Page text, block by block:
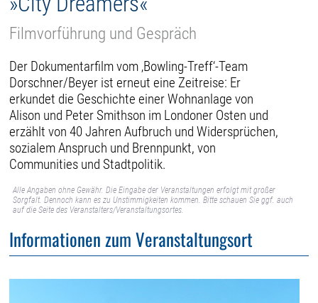
Filmvorführung und Gespräch
Der Dokumentarfilm vom ‚Bowling-Treff‘-Team
Dorschner/Beyer ist erneut eine Zeitreise: Er
erkundet die Geschichte einer Wohnanlage von
Alison und Peter Smithson im Londoner Osten und
erzählt von 40 Jahren Aufbruch und Widersprüchen,
sozialem Anspruch und Brennpunkt, von
Communities und Stadtpolitik.
Alle Angaben ohne Gewähr. Die Eingabe der Veranstaltungen erfolgt mit großer
Sorgfalt. Dennoch kann es zu Unstimmigkeiten kommen. Bitte schauen Sie ggf. auch
auf die Seite des Veranstalters/Veranstaltungsortes.
Informationen zum Veranstaltungsort